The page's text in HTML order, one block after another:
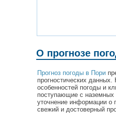
О прогнозе
Прогноз погоды в Пори
прогностических
особенностей погоды и
поступающие с
уточнение информации о
свежий и достоверный